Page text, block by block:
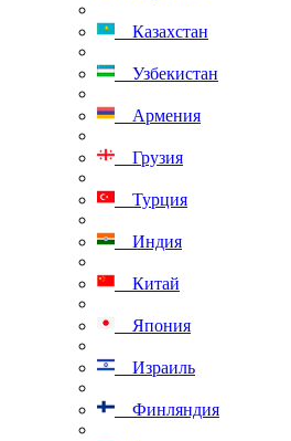
Казахстан
Узбекистан
Армения
Грузия
Турция
Индия
Китай
Япония
Израиль
Финляндия